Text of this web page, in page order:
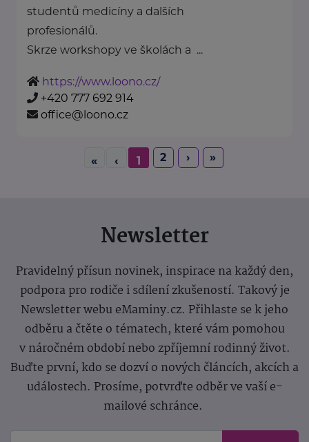
studentů medicíny a dalších
profesionálů.
Skrze workshopy ve školách a ...
https://www.loono.cz/
+420 777 692 914
office@loono.cz
« ‹ 1 2 › »
Newsletter
Pravidelný přísun novinek, inspirace na každý den,
podpora pro rodiče i sdílení zkušeností. Takový je
Newsletter webu eMaminy.cz. Přihlaste se k jeho
odběru a čtěte o tématech, které vám pomohou
v náročném období nebo zpříjemní rodinný život.
Buďte první, kdo se dozví o nových článcích, akcích a
událostech. Prosíme, potvrďte odběr ve vaší e-
mailové schránce.